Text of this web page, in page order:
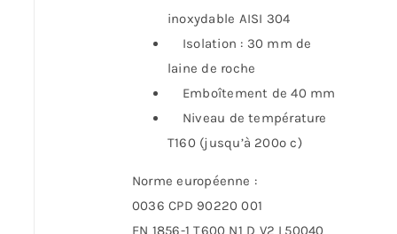
inoxydable AISI 304
Isolation : 30 mm de
laine de roche
Emboîtement de 40 mm
Niveau de température
T160 (jusqu’à 200º c)
Norme européenne :
0036 CPD 90220 001
EN 1856-1 T600 N1 D V2 L50040